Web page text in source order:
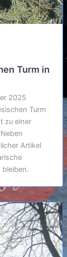
Turm in
2025
Turm
zu einer
Artikel